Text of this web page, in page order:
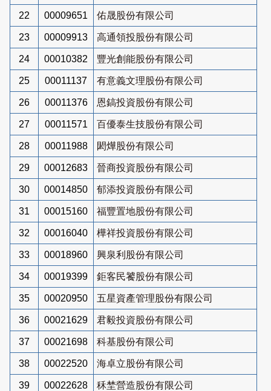
22 00009651 佑晟股份有限公司
23 00009913 高通領投股份有限公司
24 00010382 豐光創能股份有限公司
25 00011137 有意義文理股份有限公司
26 00011376 恩鎬投資股份有限公司
27 00011571 百優泰生技股份有限公司
28 00011988 閎燁股份有限公司
29 00012683 晉商投資股份有限公司
30 00014850 郁添投資股份有限公司
31 00015160 福豐置地股份有限公司
32 00016040 樺祥投資股份有限公司
33 00018960 興泉利股份有限公司
34 00019399 鉅客民饕股份有限公司
35 00020950 五星資產管理股份有限公司
36 00021629 君毅投資股份有限公司
37 00021698 科基股份有限公司
38 00022520 海卓立股份有限公司
39 00022628 秝埜營造股份有限公司